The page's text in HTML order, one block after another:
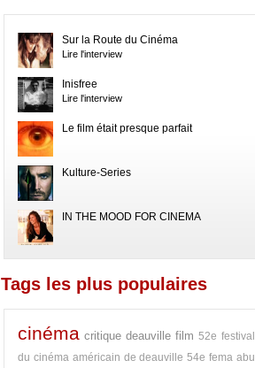
Sur la Route du Cinéma
Lire l'interview
Inisfree
Lire l'interview
Le film était presque parfait
Kulture-Series
IN THE MOOD FOR CINEMA
Tags les plus populaires
cinéma critique deauville film 52e festival
du cinéma américain de deauville 54e fema abu